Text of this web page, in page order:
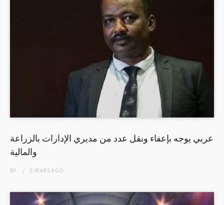
عربي يوجه بإعفاء ونقل عدد من مديري الإدارات بالزراعة
والمالية
BY 5 YEARSAGO